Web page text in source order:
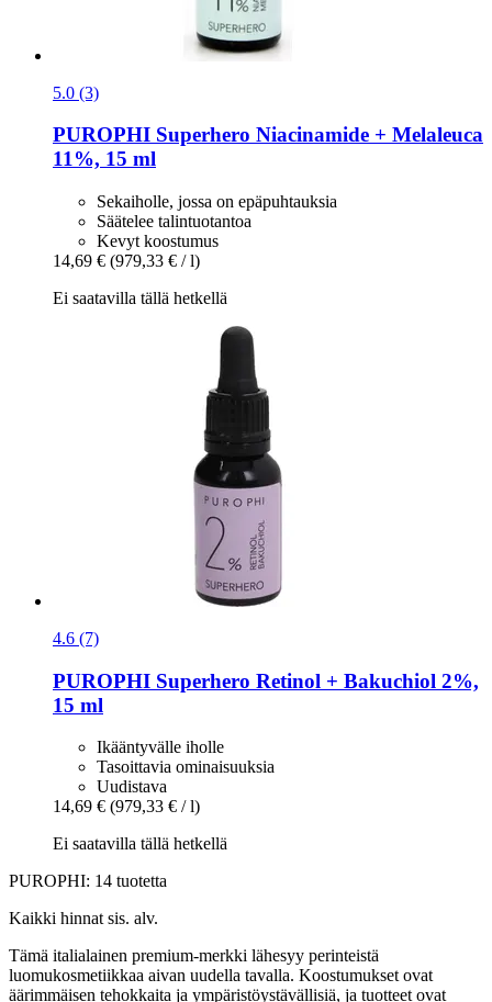
5.0 (3)
PUROPHI Superhero Niacinamide + Melaleuca
11%, 15 ml
Sekaiholle, jossa on epäpuhtauksia
Säätelee talintuotantoa
Kevyt koostumus
14,69 € (979,33 € / l)
Ei saatavilla tällä hetkellä
4.6 (7)
PUROPHI Superhero Retinol + Bakuchiol 2%,
15 ml
Ikääntyvälle iholle
Tasoittavia ominaisuuksia
Uudistava
14,69 € (979,33 € / l)
Ei saatavilla tällä hetkellä
PUROPHI: 14 tuotetta
Kaikki hinnat sis. alv.
Tämä italialainen premium-merkki lähesyy perinteistä
luomukosmetiikkaa aivan uudella tavalla. Koostumukset ovat
äärimmäisen tehokkaita ja ympäristöystävällisiä, ja tuotteet ovat